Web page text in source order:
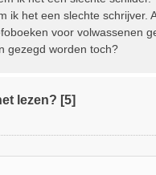
ik het een slechte
voor volwassenen
gezegd worden toch?
lezen? [5]